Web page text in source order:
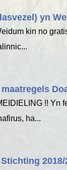
yn
kin no
!! Yn
ha...
2018/